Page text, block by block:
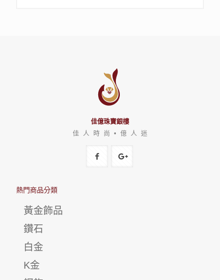
佳億珠寶銀樓
佳 人 時 尚 • 億 人 迷
熱門商品分類
黃金飾品
鑽石
白金
K金